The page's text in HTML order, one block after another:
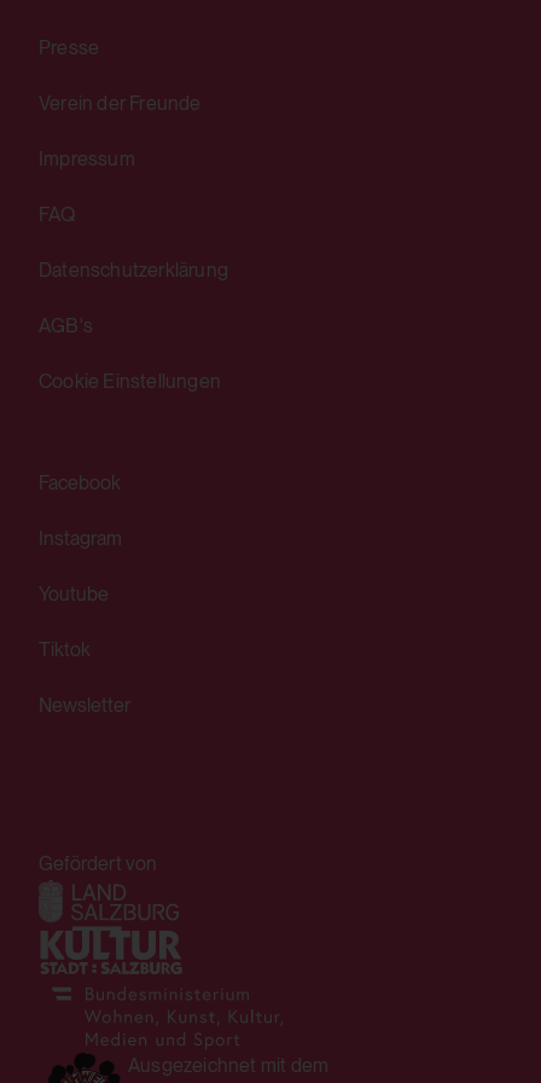
HTML Local Storage:
HTML Local Storage:
Abruf eines auf anderen Webseiten
HTML Session Storage:
yt-remote-session-app
Verwendungszweck:
Speichert die Benutzereinstellungen beim
Abruf eines auf anderen Webseiten
Presse
Verein der Freunde
Impressum
FAQ
Datenschutzerklärung
AGB's
Cookie Einstellungen
Facebook
Instagram
Youtube
Tiktok
Newsletter
Gefördert von
Ausgezeichnet mit dem